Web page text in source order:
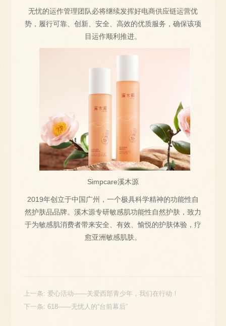
无忧的运作管理团队必将继续发挥好电商供应链运营优
势，履行可靠、创新、安全、高效的优质服务，确保该项
目运作顺利推进。
Simpcare溪木源
2019年创立于中国广州，一个极具科学精神的功能性自
然护肤品品牌。溪木源专研敏感肌功能性自然护肤，致力
于为敏感肌消费者带来安全、有效、愉悦的护肤体验，疗
愈亚洲敏感肌肤。
上一条: 爱心活动——关爱西部青少年，我们在行动！
下一条: 618——无忧人的“台前幕后”